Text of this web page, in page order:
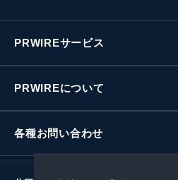
PRWIREサービス
PRWIREについて
各種お問い合わせ